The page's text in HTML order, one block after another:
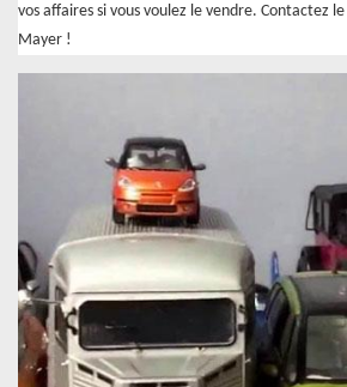
vos affaires si vous voulez le vendre. Contactez
Mayer !